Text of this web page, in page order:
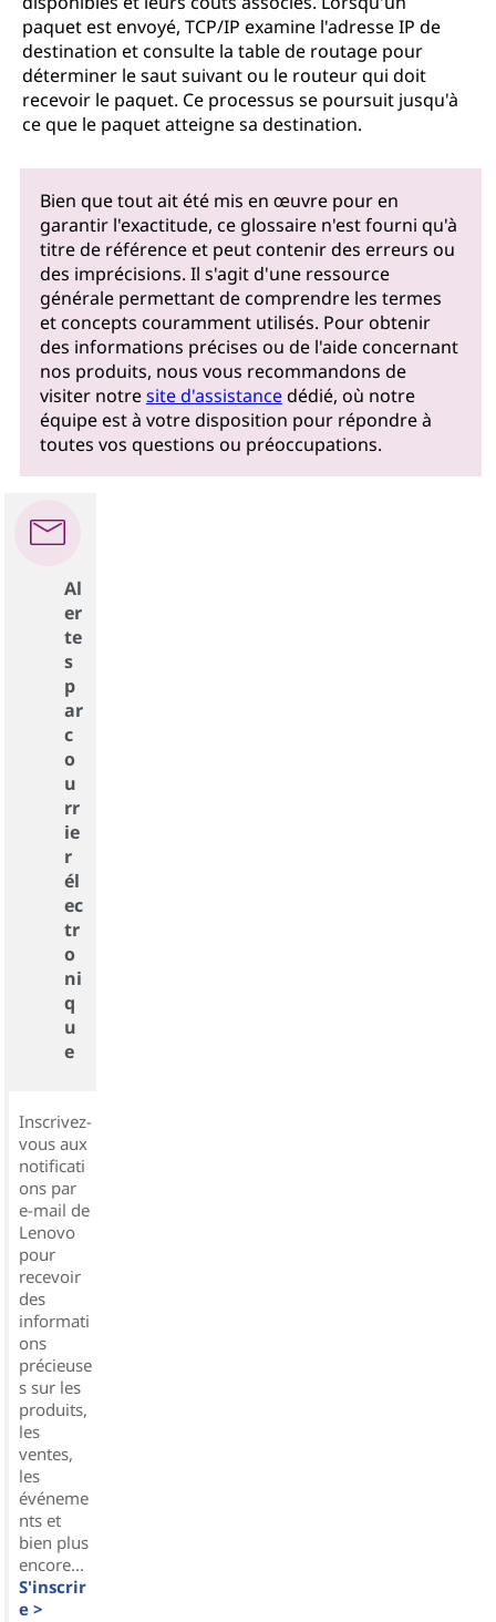
paquet est envoyé, TCP/IP examine l'adresse IP de
destination et consulte la table de routage pour
déterminer le saut suivant ou le routeur qui doit
recevoir le paquet. Ce processus se poursuit jusqu'à
ce que le paquet atteigne sa destination.
Bien que tout ait été mis en œuvre pour en
garantir l'exactitude, ce glossaire n'est fourni qu'à
titre de référence et peut contenir des erreurs ou
des imprécisions. Il s'agit d'une ressource
générale permettant de comprendre les termes
et concepts couramment utilisés. Pour obtenir
des informations précises ou de l'aide concernant
nos produits, nous vous recommandons de
visiter notresite d'assistancedédié, où notre
équipe est à votre disposition pour répondre à
toutes vos questions ou préoccupations.
Al
er
te
s
p
ar
c
o
u
rr
ie
r
él
ec
tr
o
ni
q
u
e
Inscrivez-
vous aux
notificati
ons par
e-mail de
Lenovo
pour
recevoir
des
informati
ons
précieuse
s sur les
produits,
les
ventes,
les
événeme
nts et
bien plus
encore...
S'inscrir
e >